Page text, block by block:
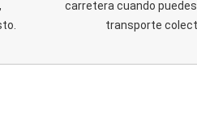
carretera cuando puedes
transporte